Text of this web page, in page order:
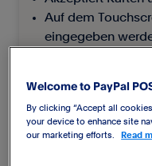
Auf dem
eingegeben
Welcome to PayPal
By clicking “Accept all
your device to enhance site
our marketing efforts.
Read